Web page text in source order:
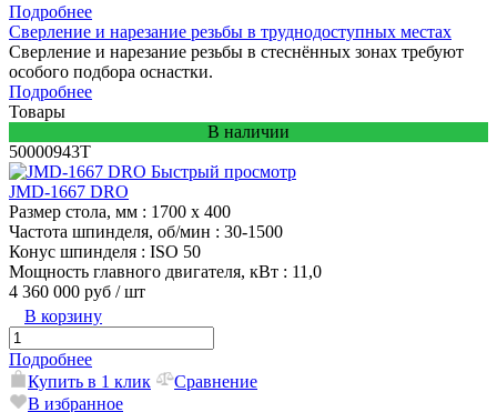
Подробнее
Сверление и нарезание резьбы в труднодоступных местах
Сверление и нарезание резьбы в стеснённых зонах требуют
особого подбора оснастки.
Подробнее
Товары
В наличии
50000943T
Быстрый просмотр
JMD-1667 DRO
Размер стола, мм : 1700 x 400
Частота шпинделя, об/мин : 30-1500
Конус шпинделя : ISO 50
Мощность главного двигателя, кВт : 11,0
4 360 000 руб / шт
В корзину
Подробнее
Купить в 1 клик
Сравнение
В избранное